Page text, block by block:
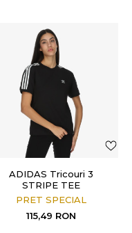
ADIDAS Tricouri 3
STRIPE TEE
PRET SPECIAL
115,49 RON